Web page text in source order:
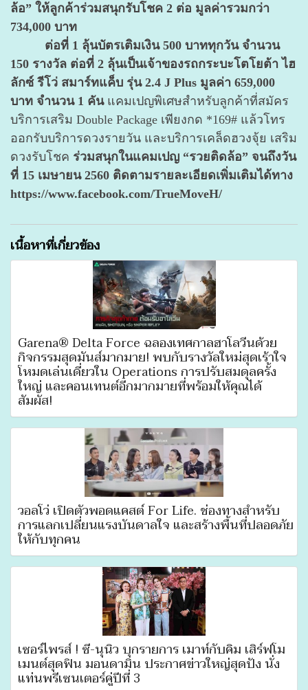
ล้อ” ให้ลูกค้าร่วมสนุกรับโชค 2 ต่อ มูลค่ารวมกว่า
734,000 บาท
ต่อที่ 1 ลุ้นบัตรเติมเงิน 500 บาททุกวัน จำนวน
150 รางวัล ต่อที่ 2 ลุ้นเป็นเจ้าของรถกระบะโตโยต้า ไฮ
ลักซ์ รีโว่ สมาร์ทแค็บ รุ่น 2.4 J Plus มูลค่า 659,000
บาท จำนวน 1 คันแคมเปญพิเศษสำหรับลูกค้าที่สมัคร
บริการเสริม Double Package เพียงกด *169# แล้วโทร
ออกรับบริการดวงรายวัน และบริการเคล็ดฮวงจุ้ย เสริม
ดวงรับโชค ร่วมสนุกในแคมเปญ “รวยติดล้อ” จนถึงวัน
ที่ 15 เมษายน 2560 ติดตามรายละเอียดเพิ่มเติมได้ทาง
https://www.facebook.com/TrueMoveH/
เนื้อหาที่เกี่ยวข้อง
Garena® Delta Force ฉลองเทศกาลฮาโลวีนด้วย
กิจกรรมสุดมันส์มากมาย! พบกับรางวัลใหม่สุดเร้าใจ
โหมดเล่นเดี่ยวใน Operations การปรับสมดุลครั้ง
ใหญ่ และคอนเทนต์อีกมากมายที่พร้อมให้คุณได้
สัมผัส!
วอลโว่ เปิดตัวพอดแคสต์ For Life. ช่องทางสำหรับ
การแลกเปลี่ยนแรงบันดาลใจ และสร้างพื้นที่ปลอดภัย
ให้กับทุกคน
เซอร์ไพรส์ ! ซี-นุนิว บุกรายการ เมาท์กับคิ้ม เสิร์ฟโม
เมนต์สุดฟิน มอนดามิน ประกาศข่าวใหญ่สุดปัง นั่ง
แท่นพรีเซนเตอร์คู่ปีที่ 3